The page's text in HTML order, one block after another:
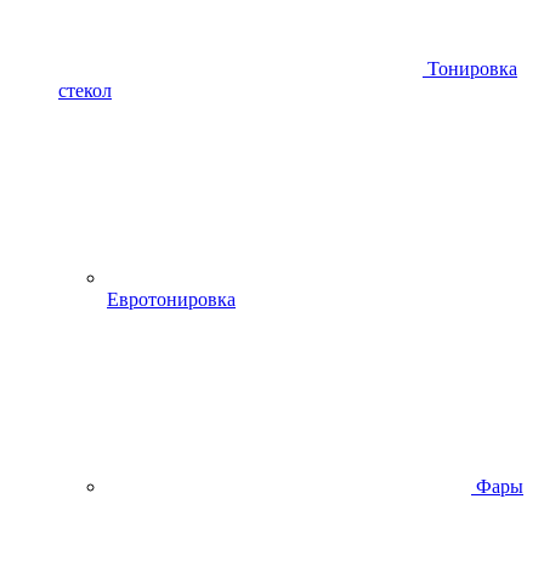
Тонировка
стекол
Евротонировка
Фары